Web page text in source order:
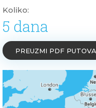
Koliko:
5 dana
PREUZMI PDF